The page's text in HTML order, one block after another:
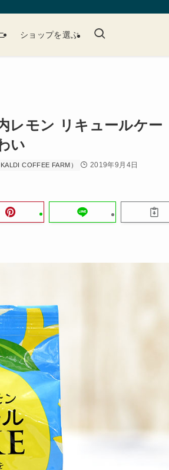
ショップを選ぶ
レモン リキュールケー
い
COFFEE FARM）
2019年9月4日